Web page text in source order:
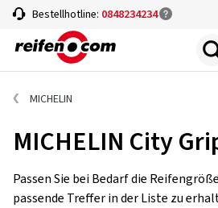
Bestellhotline: 0848234234
MICHELIN
MICHELIN City
Passen Sie bei Bedarf die
passende Treffer in der Liste zu